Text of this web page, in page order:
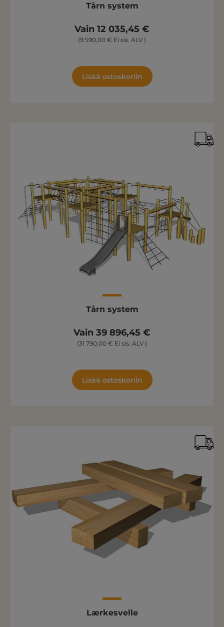
Tårn system
Vain 12 035,45 €
(9 590,00 € Ei sis. ALV )
Lisää ostoskoriin
Tårn system
Vain 39 896,45 €
(31 790,00 € Ei sis. ALV )
Lisää ostoskoriin
Lærkesvelle